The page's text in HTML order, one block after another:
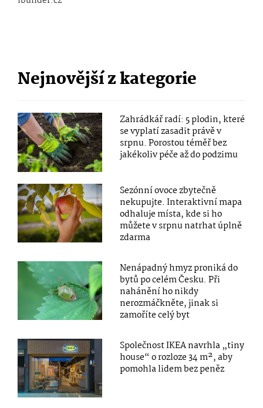
Nejnovější z kategorie
Zahrádkář radí: 5 plodin, které
se vyplatí zasadit právě v
srpnu. Porostou téměř bez
jakékoliv péče až do podzimu
Sezónní ovoce zbytečně
nekupujte. Interaktivní mapa
odhaluje místa, kde si ho
můžete v srpnu natrhat úplně
zdarma
Nenápadný hmyz proniká do
bytů po celém Česku. Při
nahánění ho nikdy
nerozmáčkněte, jinak si
zamoříte celý byt
Společnost IKEA navrhla „tiny
house“ o rozloze 34 m², aby
pomohla lidem bez peněz